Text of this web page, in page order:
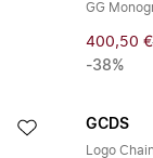
GG
400,50 €
-38%
GCDS
Logo